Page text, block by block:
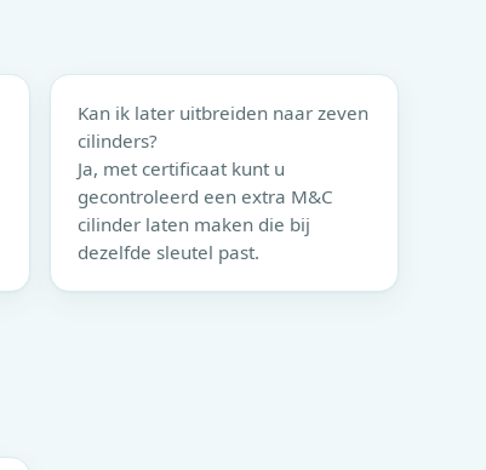
Kan ik later uitbreiden naar zeven
cilinders?
Ja, met certificaat kunt u
gecontroleerd een extra M&C
cilinder laten maken die bij
dezelfde sleutel past.